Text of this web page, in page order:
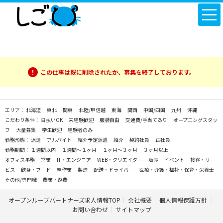
この仕事は既に削除されたか、募集を終了しております。
エリア： 北海道 東北 関東 北陸/甲信越 東海 関西 中国/四国 九州
沖縄
こだわり条件： 日払いOK 未経験歓迎 服装自由 交通費/手当てあり
オープニングスタッ
フ
大量募集 学生歓迎
経験者のみ
勤務形態： 派遣 アルバイト 紹介予定派遣 紹介 契約社員
正社員
勤務期間： １週間以内 １週間～１ヶ月 １ヶ月～３ヶ月
３ヶ月以上
オフィス事務
営業 IT・エンジニア WEB・クリエイター 販売 イベント
接客・サー
ビス
飲食・フード 軽作業 製造 配送・ドライバー
医療・介護・福祉・保育・栄養士
その他/専門職
農業・酪農
オープンループパートナーズ求人情報TOP 会社概要
個人情報保護方針
お問い合わせ
サイトマップ